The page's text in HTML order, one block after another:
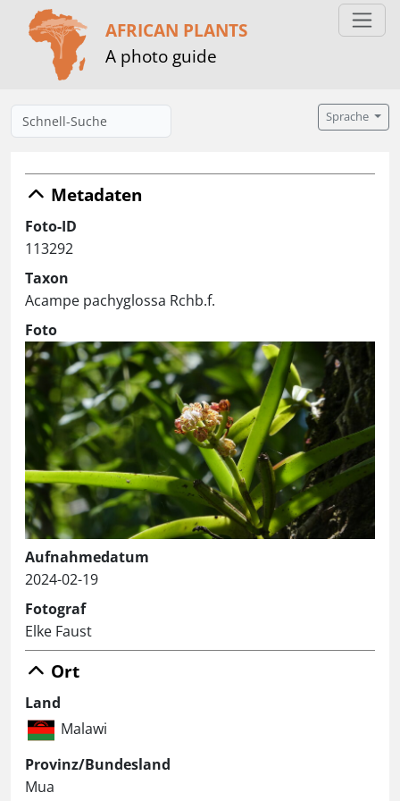
AFRICAN PLANTS
A photo guide
Sprache
Metadaten
Foto-ID
113292
Taxon
Acampe pachyglossa Rchb.f.
Foto
Aufnahmedatum
2024-02-19
Fotograf
Elke Faust
Ort
Land
Malawi
Provinz/Bundesland
Mua